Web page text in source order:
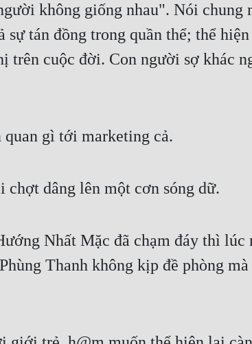
không giống nhau". Nói chung
tán đồng trong quần thể; thể
trên cuộc đời. Con người sợ khác
gì tới marketing cả.
chợt dâng lên một cơn sóng dữ.
Nhất Mặc đã chạm đáy thì lúc
Thanh không kịp đề phòng